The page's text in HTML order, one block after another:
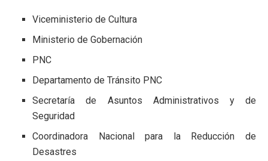
Viceministerio de Cultura
Ministerio de Gobernación
PNC
Departamento de Tránsito PNC
Secretaría de Asuntos Administrativos y de
Seguridad
Coordinadora Nacional para la Reducción de
Desastres